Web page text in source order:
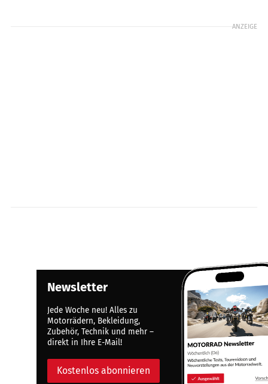
ANZEIGE
Newsletter
Jede Woche neu! Alles zu
Motorrädern, Bekleidung,
Zubehör, Technik und mehr –
direkt in Ihre E-Mail!
Kostenlos abonnieren